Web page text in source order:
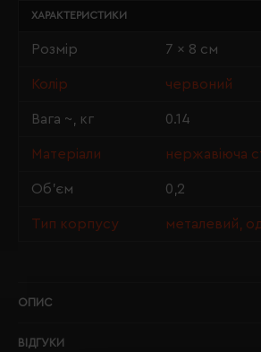
ХАРАКТЕРИСТИКИ
Розмір 7 x 8 см
Колір червоний
Вага ~, кг 0.14
Матеріали нержавіюча
Об'єм 0,2
Тип корпусу металевий,
ОПИС
ВІДГУКИ